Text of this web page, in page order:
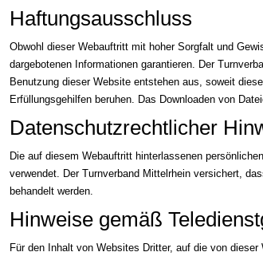
Haftungsausschluss
Obwohl dieser Webauftritt mit hoher Sorgfalt und
dargebotenen Informationen garantieren. Der
Benutzung dieser Website entstehen aus, soweit
Erfüllungsgehilfen beruhen. Das Downloaden von
Datenschutzrechtlicher
Die auf diesem Webauftritt hinterlassenen
verwendet. Der Turnverband Mittelrhein versichert,
behandelt werden.
Hinweise gemäß
Für den Inhalt von Websites Dritter, auf die von